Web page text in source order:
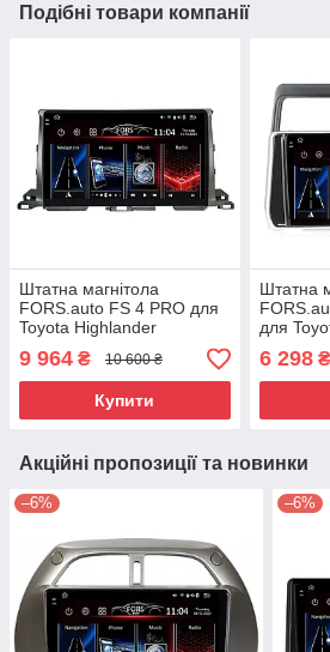
Подібні товари компанії
Штатна магнітола
FORS.auto FS 4 PRO для
Toyota Highlander
(4+64Gb, 10" 2015-2020
9 964 ₴ 10 600 ₴
Купити
Штатна
для
10"
6 298₴
Акційні пропозиції та новинки
–6% –6%